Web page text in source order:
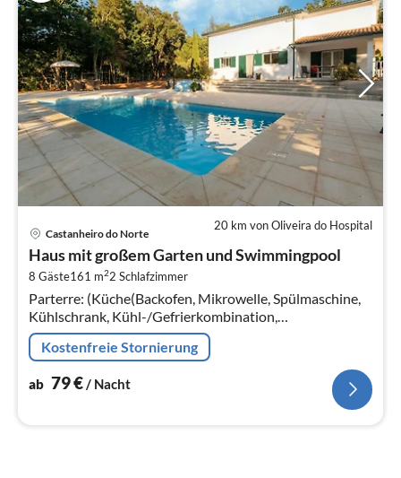
20 km von Oliveira do Hospital
Castanheiro do Norte
Haus mit großem Garten und Swimmingpool
8 Gäste161 m22 Schlafzimmer
Parterre: (Küche(Backofen, Mikrowelle, Spülmaschine,
Kühlschrank, Kühl-/Gefrierkombination,
Waschmaschine, elektrische Kochplatten),
Wohn/Esszimmer(TV, Herd, Sitzecke, Radio)
Kostenfreie Stornierung
ab 79€/ Nacht